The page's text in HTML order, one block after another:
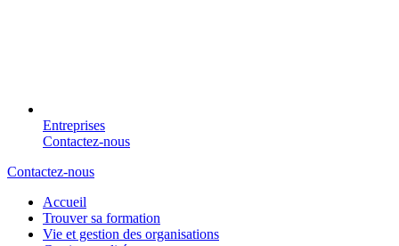
Entreprises
Contactez-nous
Contactez-nous
Accueil
Trouver sa formation
Vie et gestion des organisations